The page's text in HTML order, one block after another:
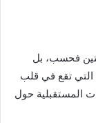
فحسب، بل
التي تقع في قلب
المستقبلية حول